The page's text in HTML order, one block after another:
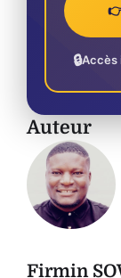
🔒Accès
Auteur
Firmin